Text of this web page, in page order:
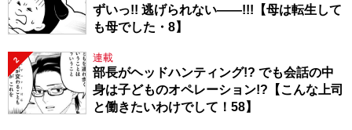
ずいっ!! 逃げられない――!!!【母は転生して
も母でした・8】
2 連載
部長がヘッドハンティング!? でも会話の中
身は子どものオペレーション!?【こんな上司
と働きたいわけでして！58】